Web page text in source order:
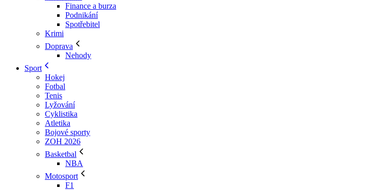
Finance a burza
Podnikání
Spotřebitel
Krimi
Doprava
Nehody
Sport
Hokej
Fotbal
Tenis
Lyžování
Cyklistika
Atletika
Bojové sporty
ZOH 2026
Basketbal
NBA
Motosport
F1